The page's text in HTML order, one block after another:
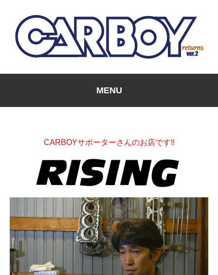
MENU
CARBOYサポーターさんのお店です!!